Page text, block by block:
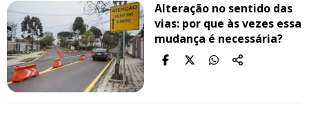
Alteração no sentido das
vias: por que às vezes essa
mudança é necessária?